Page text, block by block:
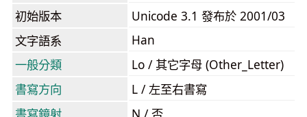
初始版本
Unicode 3.1 發布於 2001/03
文字語系
Han
一般分類
Lo / 其它字母 (Other_Letter)
書寫方向
L / 左至右書寫
書寫鏡射
N / 否